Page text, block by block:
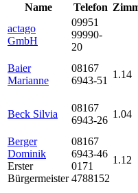
Name
Telefon
actago
GmbH
09951
99990-
20
Baier
Marianne
08167
6943-51
1.14
Beck Silvia
08167
6943-26
1.04
Berger
Dominik
Erster
Bürgermeister
08167
6943-46
0171
4788152
1.12